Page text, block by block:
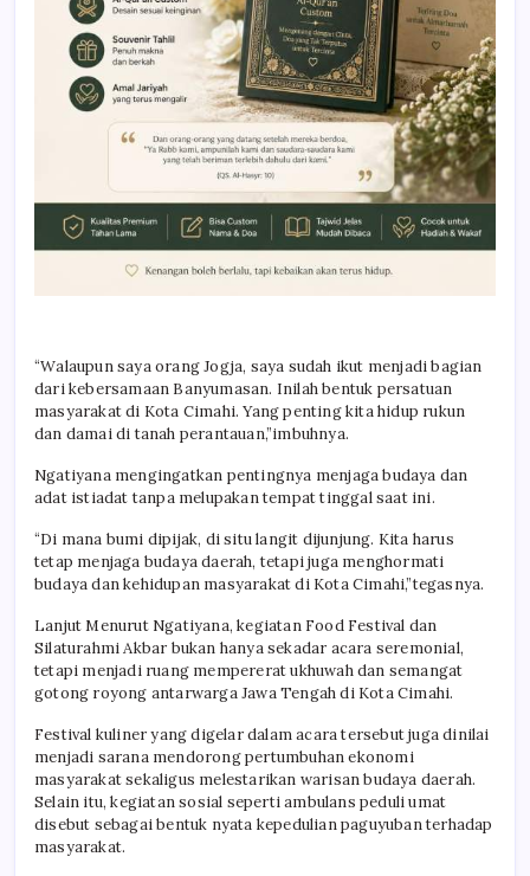
“Walaupun saya orang Jogja, saya sudah ikut menjadi bagian
dari kebersamaan Banyumasan. Inilah bentuk persatuan
masyarakat di Kota Cimahi. Yang penting kita hidup rukun
dan damai di tanah perantauan,”imbuhnya.
Ngatiyana mengingatkan pentingnya menjaga budaya dan
adat istiadat tanpa melupakan tempat tinggal saat ini.
“Di mana bumi dipijak, di situ langit dijunjung. Kita harus
tetap menjaga budaya daerah, tetapi juga menghormati
budaya dan kehidupan masyarakat di Kota Cimahi,”tegasnya.
Lanjut Menurut Ngatiyana, kegiatan Food Festival dan
Silaturahmi Akbar bukan hanya sekadar acara seremonial,
tetapi menjadi ruang mempererat ukhuwah dan semangat
gotong royong antarwarga Jawa Tengah di Kota Cimahi.
Festival kuliner yang digelar dalam acara tersebut juga dinilai
menjadi sarana mendorong pertumbuhan ekonomi
masyarakat sekaligus melestarikan warisan budaya daerah.
Selain itu, kegiatan sosial seperti ambulans peduli umat
disebut sebagai bentuk nyata kepedulian paguyuban terhadap
masyarakat.